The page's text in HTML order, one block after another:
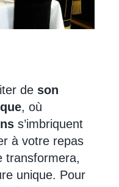
de son
, où
s’imbriquent
à votre repas
transformera,
unique. Pour